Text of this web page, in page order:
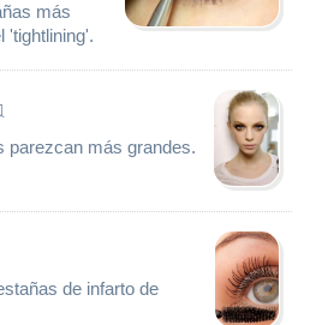
más
'tightlining'.
parezcan más grandes.
de infarto de